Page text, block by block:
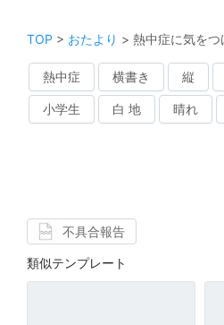
TOP > おたより > 熱中症に気をつ
熱中症 横書き 縦
小学生 白 地 晴れ
不具合報告
類似テンプレート